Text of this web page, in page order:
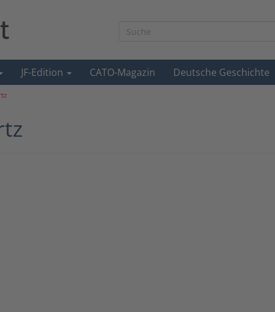
JF-Edition CATO-Magazin Deutsche Geschichte